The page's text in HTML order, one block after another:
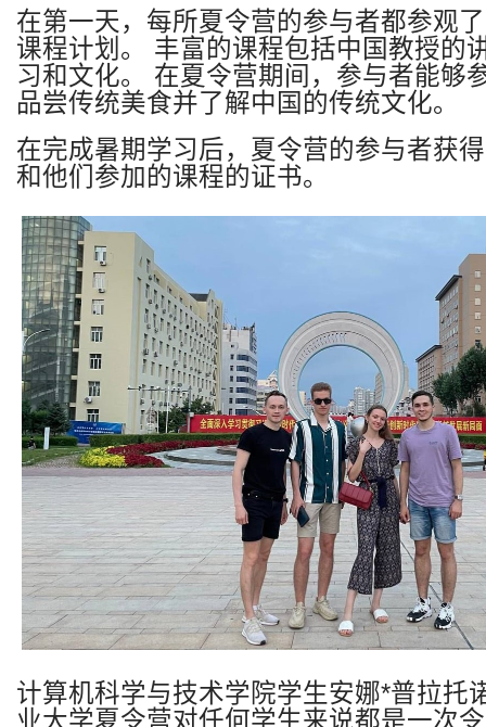
在第一天，每所夏令营的参与者都参观
课程计划。
丰富的课程包括中国教授的
习和文化。
在夏令营期间，参与者能够
品尝传统美食并了解中国的传统文化。
在完成暑期学习后，夏令营的参与者获
和他们参加的课程的证书。
计算机科学与技术学院学生安娜*普拉托
业大学夏令营对任何学生来说都是一次